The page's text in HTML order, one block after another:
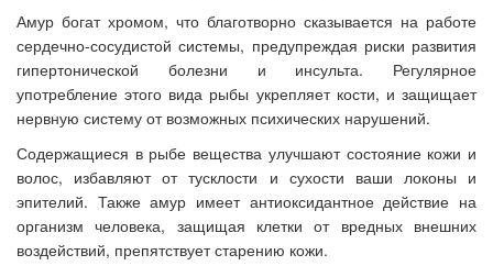
Амур богат хромом, что благотворно сказывается на работе
сердечно-сосудистой системы, предупреждая риски развития
гипертонической болезни и инсульта. Регулярное
употребление этого вида рыбы укрепляет кости, и защищает
нервную систему от возможных психических нарушений.
Содержащиеся в рыбе вещества улучшают состояние кожи и
волос, избавляют от тусклости и сухости ваши локоны и
эпителий. Также амур имеет антиоксидантное действие на
организм человека, защищая клетки от вредных внешних
воздействий, препятствует старению кожи.